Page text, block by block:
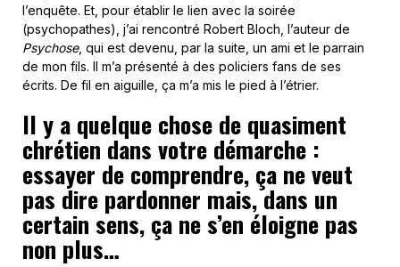
l’enquête. Et, pour établir le lien avec la soirée
(psychopathes), j’ai rencontré Robert Bloch, l’auteur de
Psychose, qui est devenu, par la suite, un ami et le parrain
de mon fils. Il m’a présenté à des policiers fans de ses
écrits. De fil en aiguille, ça m’a mis le pied à l’étrier.
Il y a quelque chose de quasiment
chrétien dans votre démarche :
essayer de comprendre, ça ne veut
pas dire pardonner mais, dans un
certain sens, ça ne s’en éloigne pas
non plus…